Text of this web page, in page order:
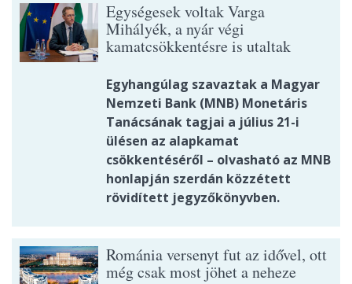
Egységesek voltak Varga
Mihályék, a nyár végi
kamatcsökkentésre is utaltak
Egyhangúlag szavaztak a Magyar
Nemzeti Bank (MNB) Monetáris
Tanácsának tagjai a július 21-i
ülésen az alapkamat
csökkentéséről – olvasható az MNB
honlapján szerdán közzétett
rövidített jegyzőkönyvben.
Románia versenyt fut az idővel, ott
még csak most jöhet a neheze